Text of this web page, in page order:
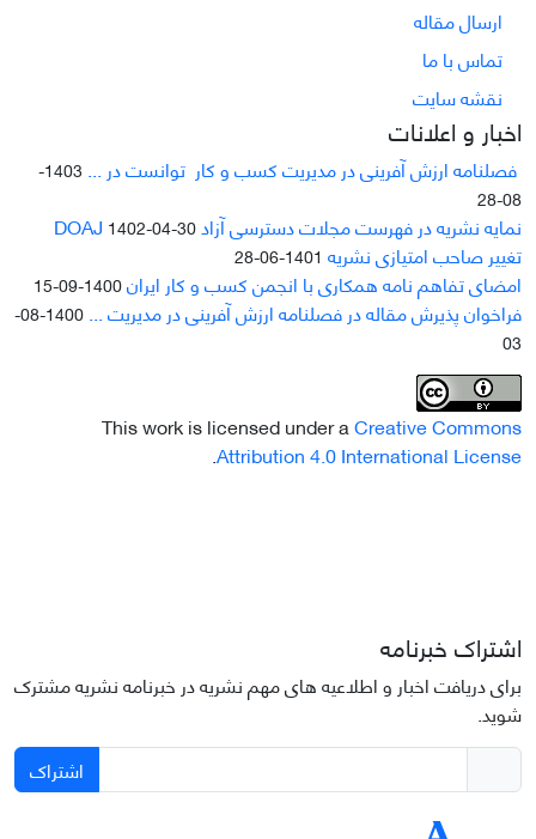
ارسال مقاله
تماس با ما
نقشه سایت
اخبار و اعلانات
فصلنامه ارزش آفرینی در مدیریت کسب و کار توانست در ...
1403-
08-28
نمایه نشریه در فهرست مجلات دسترسی آزاد DOAJ1402-04-30
تغییر صاحب امتیازی نشریه 1401-06-28
امضای تفاهم نامه همکاری با انجمن کسب و کار ایران1400-09-15
فراخوان پذیرش مقاله در فصلنامه ارزش آفرینی در مدیریت ...
1400-08-
03
This work is licensed under aCreative Commons
Attribution 4.0 International License
.
اشتراک خبرنامه
برای دریافت اخبار و اطلاعیه های مهم نشریه در خبرنامه نشریه مشترک
شوید.
اشتراک